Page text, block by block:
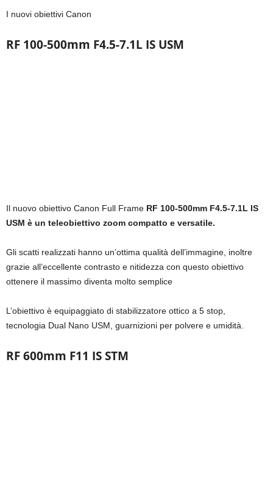
I nuovi obiettivi Canon
RF 100-500mm F4.5-7.1L IS USM
Il nuovo obiettivo Canon Full Frame RF 100-500mm F4.5-7.1L IS
USM è un teleobiettivo zoom compatto e versatile.
Gli scatti realizzati hanno un’ottima qualità dell’immagine, inoltre
grazie all’eccellente contrasto e nitidezza con questo obiettivo
ottenere il massimo diventa molto semplice
L’obiettivo è equipaggiato di stabilizzatore ottico a 5 stop,
tecnologia Dual Nano USM, guarnizioni per polvere e umidità.
RF 600mm F11 IS STM